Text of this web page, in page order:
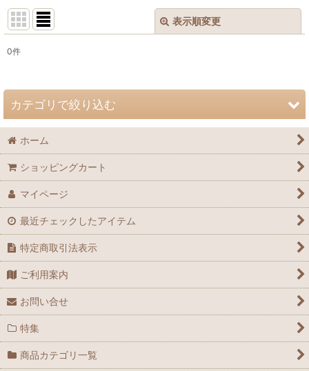
表示順変更
並び順 :
0件
カテゴリで絞り込む
自然史博物館友の会 会誌「Nature Study」 (全商品)
72巻（2026年）
71巻（2025年）
69巻（2023年）
68巻（2022年）
66巻（2020年）
ホーム
ショッピングカート
マイページ
最近チェックしたアイテム
特定商取引法表示
ご利用案内
お問い合せ
特集
商品カテゴリ一覧